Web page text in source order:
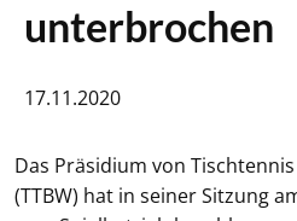
FUSSBALL
BOGENSCHIESSEN
unterbrochen
17.11.2020
Das Präsidium von
(TTBW) hat in seiner Sitzung